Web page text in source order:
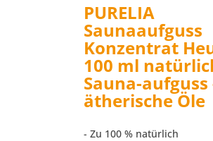
PURELIA
Saunaaufguss
Konzentrat
100 ml
Sauna-
ätherische Öle
- Zu 100 % natürlich